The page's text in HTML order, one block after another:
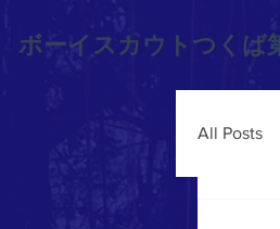
ボーイスカウトつくば
All Posts